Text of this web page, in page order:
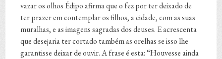
vazar os olhos Édipo afirma que o fez por ter deixado de
ter prazer em contemplar os filhos, a cidade, com as suas
muralhas, e as imagens sagradas dos deuses. E acrescenta
que desejaria ter cortado também as orelhas se isso lhe
garantisse deixar de ouvir. A frase é esta: “Houvesse ainda